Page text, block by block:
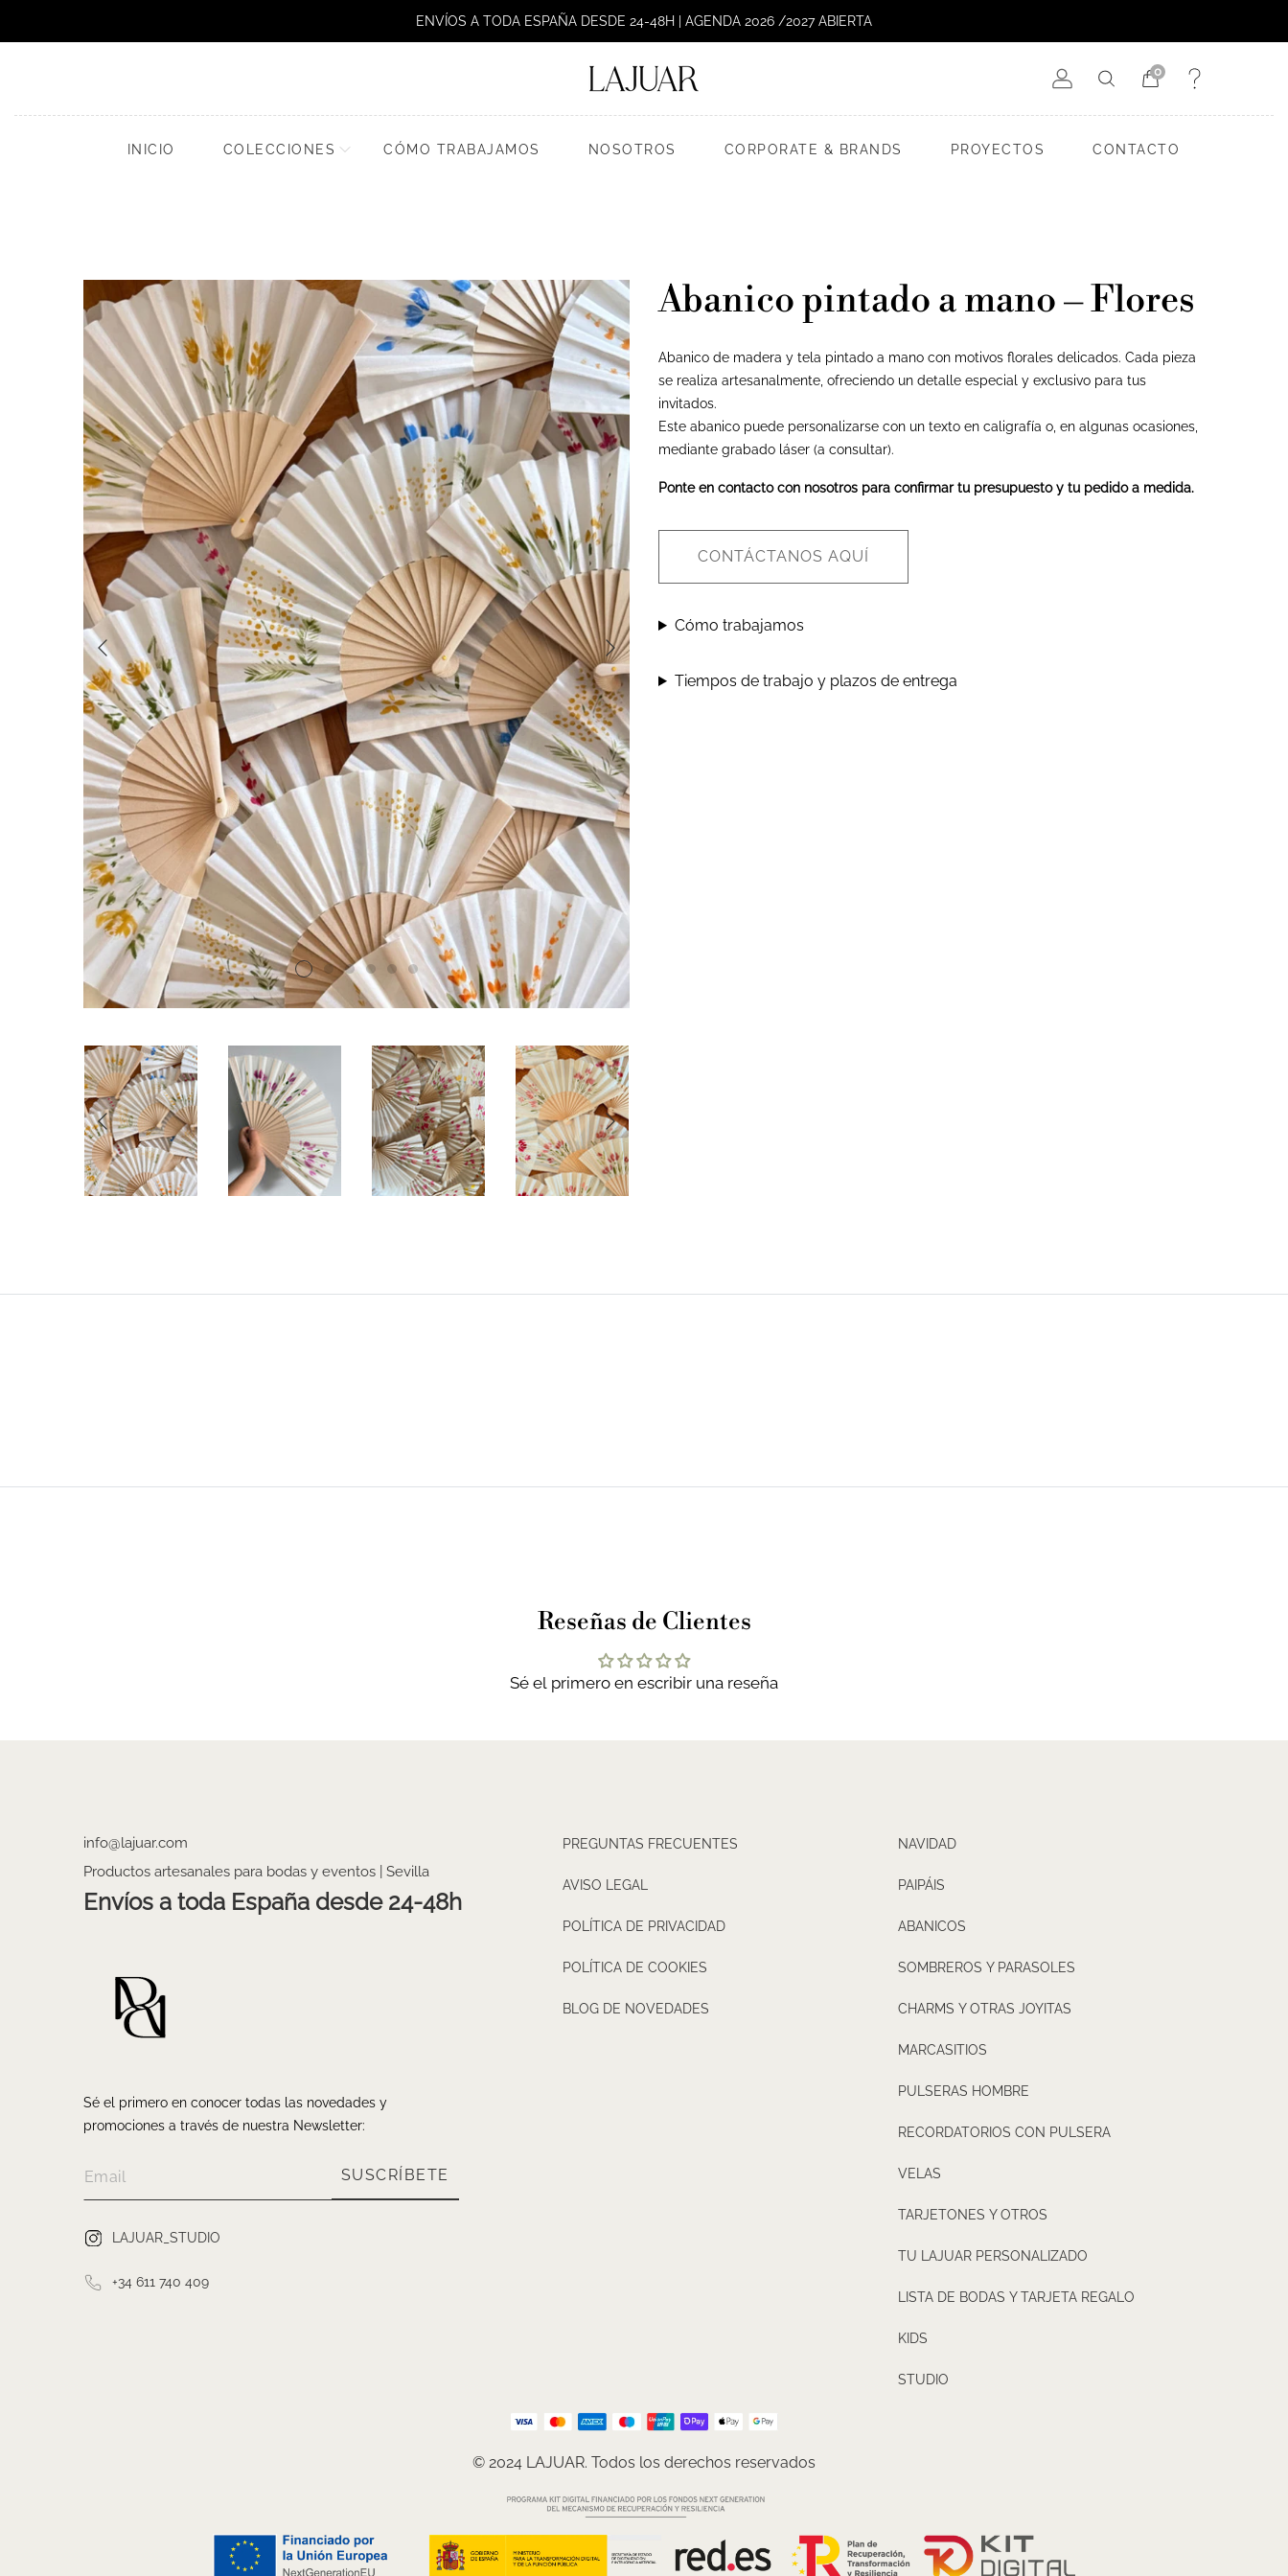
ENVÍOS A TODA ESPAÑA DESDE 24-48H | AGENDA 2026 /2027 ABIERTA
0
INICIO COLECCIONES CÓMO TRABAJAMOS NOSOTROS CORPORATE & BRANDS PROYECTOS CONTACTO
Abanico pintado a mano – Flores
Abanico de madera y tela pintado a mano con motivos florales delicados. Cada pieza
se realiza artesanalmente, ofreciendo un detalle especial y exclusivo para tus
invitados.
Este abanico puede personalizarse con un texto en caligrafía o, en algunas ocasiones,
mediante grabado láser (a consultar).
Ponte en contacto con nosotros para confirmar tu presupuesto y tu pedido a medida.
CONTÁCTANOS AQUÍ
Cómo trabajamos
Tiempos de trabajo y plazos de entrega
Reseñas de Clientes
Sé el primero en escribir una reseña
info@lajuar.com
Productos artesanales para bodas y eventos | Sevilla
Envíos a toda España desde 24-48h
Sé el primero en conocer todas las novedades y
promociones a través de nuestra Newsletter:
SUSCRÍBETE
LAJUAR_STUDIO
+34 611 740 409
PREGUNTAS FRECUENTES
AVISO LEGAL
POLÍTICA DE PRIVACIDAD
POLÍTICA DE COOKIES
BLOG DE NOVEDADES
NAVIDAD
PAIPÁIS
ABANICOS
SOMBREROS Y PARASOLES
CHARMS Y OTRAS JOYITAS
MARCASITIOS
PULSERAS HOMBRE
RECORDATORIOS CON PULSERA
VELAS
TARJETONES Y OTROS
TU LAJUAR PERSONALIZADO
LISTA DE BODAS Y TARJETA REGALO
KIDS
STUDIO
© 2024 LAJUAR. Todos los derechos reservados